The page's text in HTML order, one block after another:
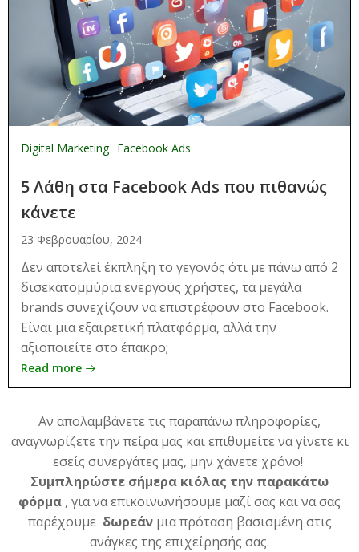
Digital Marketing Facebook Ads
5 Λάθη στα Facebook Ads που πιθανώς
κάνετε
23 Φεβρουαρίου, 2024
Δεν αποτελεί έκπληξη το γεγονός ότι με πάνω από 2
δισεκατομμύρια ενεργούς χρήστες, τα μεγάλα
brands συνεχίζουν να επιστρέφουν στο Facebook.
Είναι μια εξαιρετική πλατφόρμα, αλλά την
αξιοποιείτε στο έπακρο;
Read more
Αν απολαμβάνετε τις παραπάνω πληροφορίες,
αναγνωρίζετε την πείρα μας και επιθυμείτε να γίνετε κι
εσείς συνεργάτες μας, μην χάνετε χρόνο!
Συμπληρώστε σήμερα κιόλας την παρακάτω
φόρμα , για να επικοινωνήσουμε μαζί σας και να σας
παρέχουμε δωρεάν μια πρόταση βασισμένη στις
ανάγκες της επιχείρησής σας.